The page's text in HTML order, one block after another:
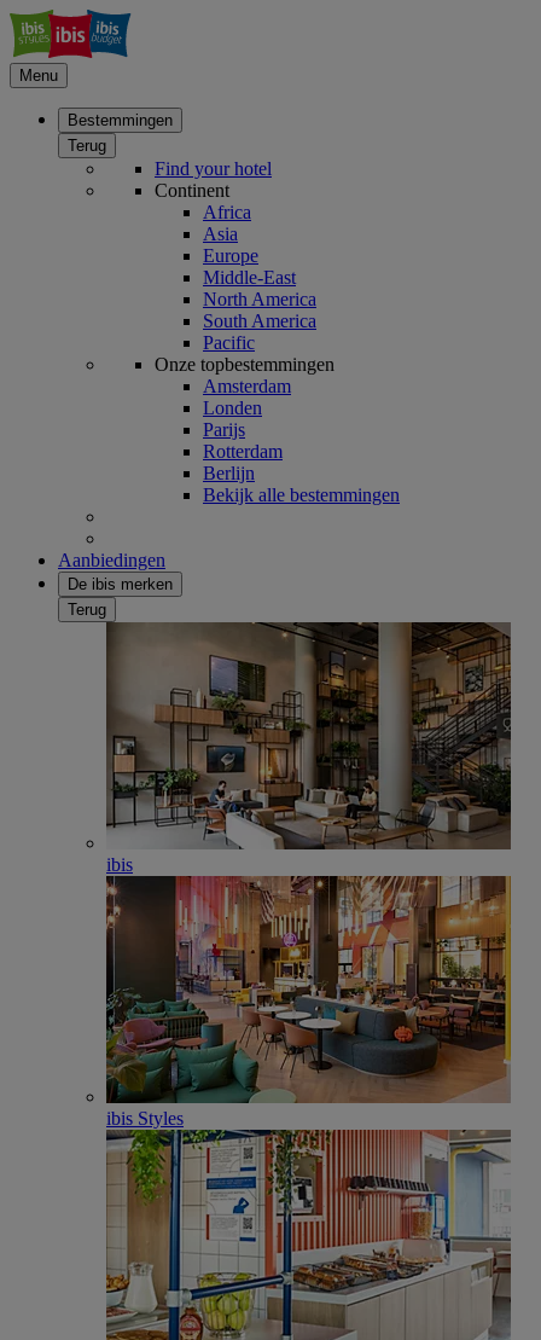
Menu
Bestemmingen
Terug
Find your hotel
Continent
Africa
Asia
Europe
Middle-East
North America
South America
Pacific
Onze topbestemmingen
Amsterdam
Londen
Parijs
Rotterdam
Berlijn
Bekijk alle bestemmingen
Aanbiedingen
De ibis merken
Terug
ibis
ibis Styles